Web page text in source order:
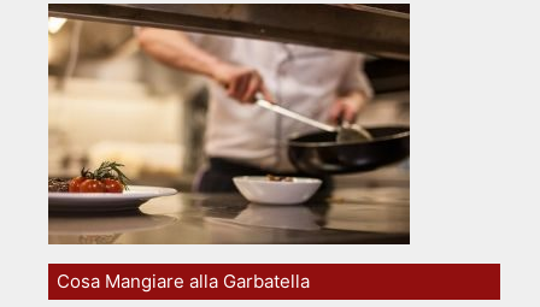
Cosa Mangiare alla Garbatella